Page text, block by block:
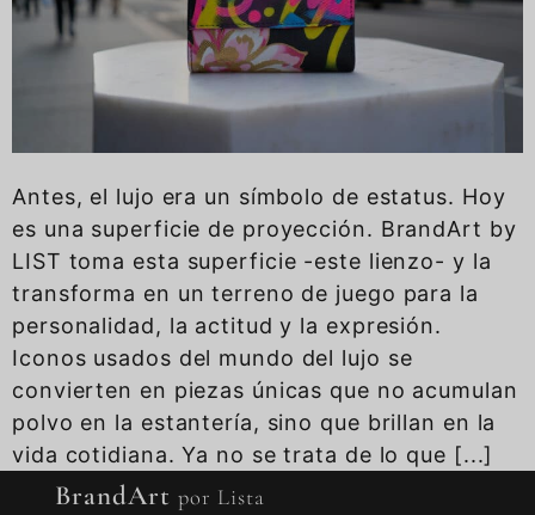
Antes, el lujo era un símbolo de estatus. Hoy
es una superficie de proyección. BrandArt by
LIST toma esta superficie -este lienzo- y la
transforma en un terreno de juego para la
personalidad, la actitud y la expresión.
Iconos usados del mundo del lujo se
convierten en piezas únicas que no acumulan
polvo en la estantería, sino que brillan en la
vida cotidiana. Ya no se trata de lo que [...]
BrandArt por Lista